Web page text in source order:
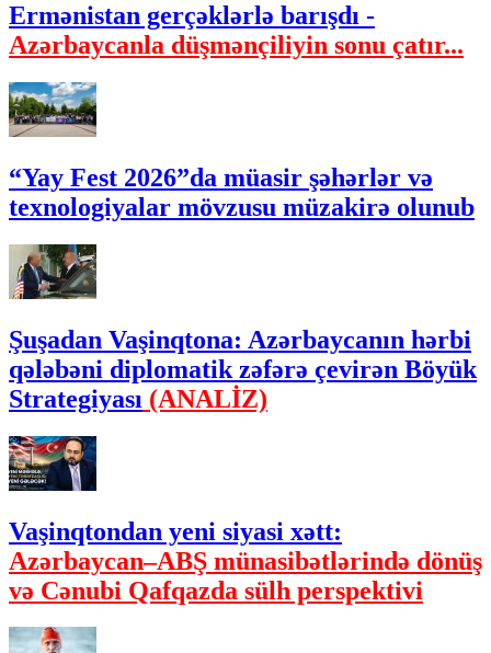
Ermənistan gerçəklərlə barışdı -
Azərbaycanla düşmənçiliyin sonu çatır...
“Yay Fest 2026”da müasir şəhərlər və
texnologiyalar mövzusu müzakirə olunub
Şuşadan Vaşinqtona: Azərbaycanın hərbi
qələbəni diplomatik zəfərə çevirən Böyük
Strategiyası (ANALİZ)
Vaşinqtondan yeni siyasi xətt:
Azərbaycan–ABŞ münasibətlərində dönüş
və Cənubi Qafqazda sülh perspektivi